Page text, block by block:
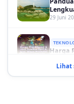
29 Juni
Harga
29 Juni
Lihat